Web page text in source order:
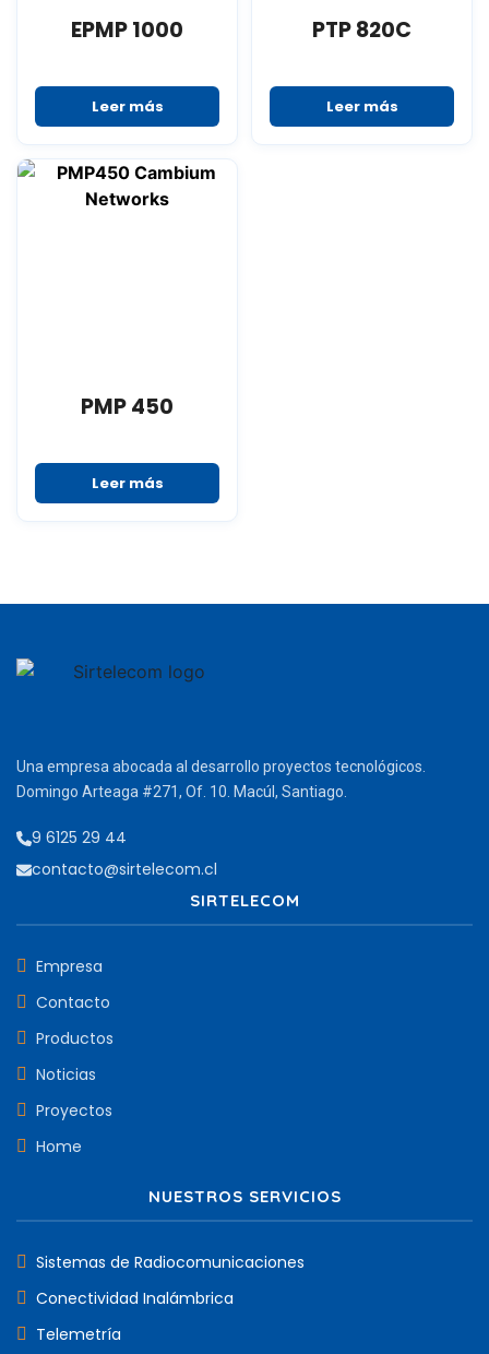
EPMP 1000
Leer más
PTP 820C
Leer más
PMP 450
Leer más
Una empresa abocada al desarrollo proyectos tecnológicos.
Domingo Arteaga #271, Of. 10. Macúl, Santiago.
9 6125 29 44
contacto@sirtelecom.cl
SIRTELECOM
Empresa
Contacto
Productos
Noticias
Proyectos
Home
NUESTROS SERVICIOS
Sistemas de Radiocomunicaciones
Conectividad Inalámbrica
Telemetría